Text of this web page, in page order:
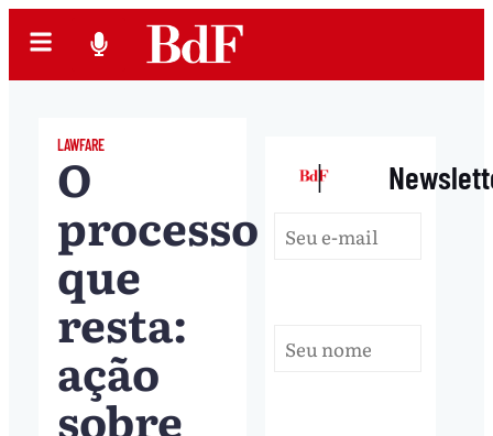
LAWFARE
O
processo
que
resta:
ação
sobre
|